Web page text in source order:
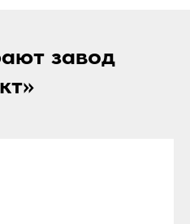
завод